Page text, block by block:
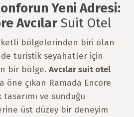
Yeni Adresi:
Avcılar Suit Otel
bölgelerinden biri olan
de turistik seyahatler için
bir bölge. Avcılar suit otel
öne çıkan Ramada Encore
tasarımı ve sunduğu
üst düzey bir deneyim